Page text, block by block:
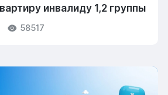
инвалиду 1,2 группы
58517